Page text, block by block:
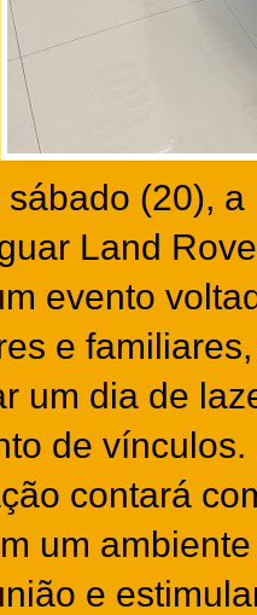
(20),
Land
evento
e
um dia de
de vínculos.
contará
um
e